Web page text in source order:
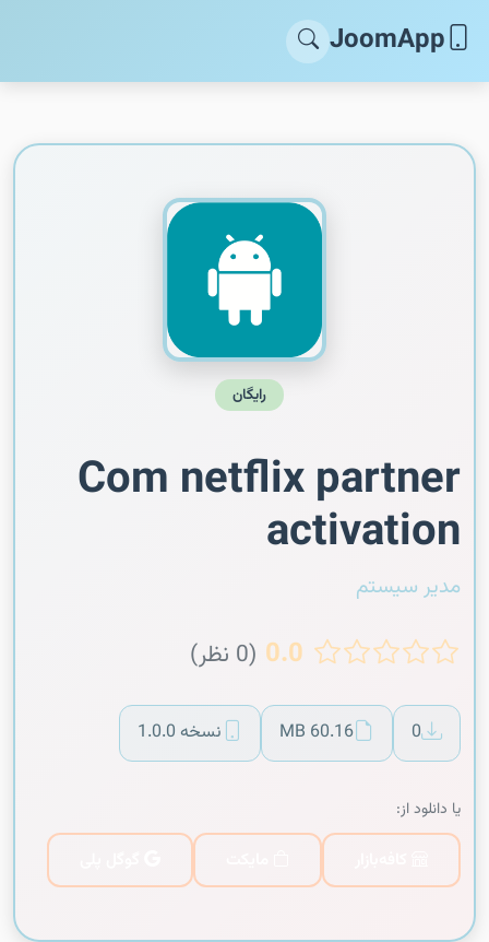
JoomApp
رایگان
Com netflix partner
activation
مدیر سیستم
0.0 (0 نظر)
0
60.16 MB نسخه 1.0.0
یا دانلود از: